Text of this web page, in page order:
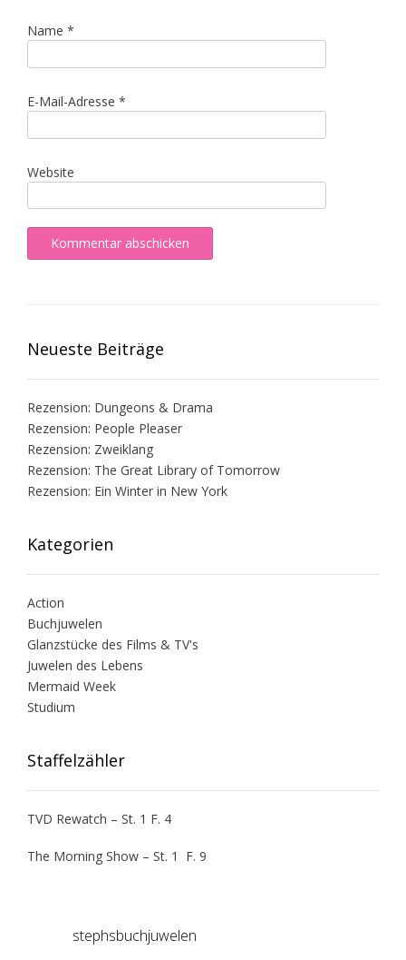
Name *
E-Mail-Adresse *
Website
Neueste Beiträge
Rezension: Dungeons & Drama
Rezension: People Pleaser
Rezension: Zweiklang
Rezension: The Great Library of Tomorrow
Rezension: Ein Winter in New York
Kategorien
Action
Buchjuwelen
Glanzstücke des Films & TV's
Juwelen des Lebens
Mermaid Week
Studium
Staffelzähler
TVD Rewatch – St. 1 F. 4
The Morning Show – St. 1 F. 9
stephsbuchjuwelen